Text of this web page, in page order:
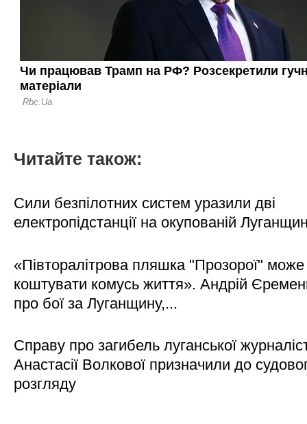
Читайте також:
Сили безпілотних систем уразили дві
електропідстанції на окупованій
«Півторалітрова пляшка "Прозорої" може
коштувати комусь життя». Андрій
про бої за Луганщину,...
Справу про загибель луганської
Анастасії Волкової призначили до
розгляду